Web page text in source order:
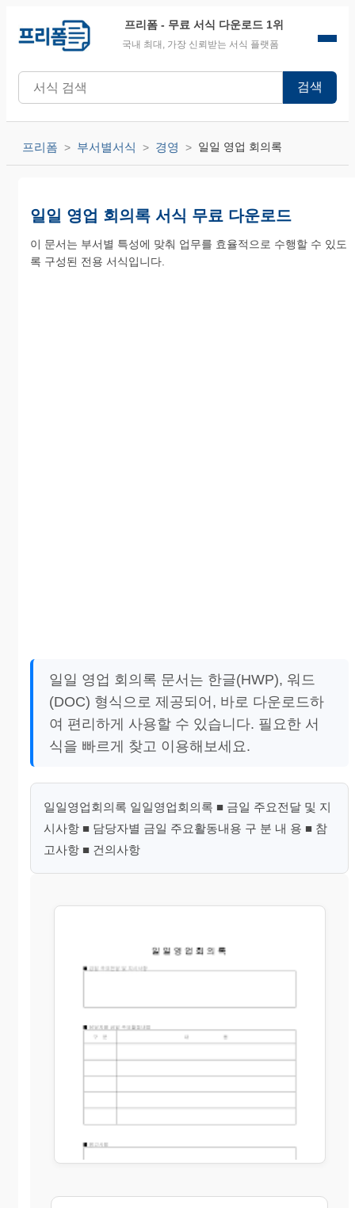
프리폼 - 무료 서식 다운로드 1위
국내 최대, 가장 신뢰받는 서식 플랫폼
검색
프리폼 부서별서식 경영 일일 영업 회의록
일일 영업 회의록 서식 무료 다운로드
이 문서는 부서별 특성에 맞춰 업무를 효율적으로 수행할 수 있도
록 구성된 전용 서식입니다.
일일 영업 회의록 문서는 한글(HWP), 워드
(DOC) 형식으로 제공되어, 바로 다운로드하
여 편리하게 사용할 수 있습니다. 필요한 서
식을 빠르게 찾고 이용해보세요.
일일영업회의록 일일영업회의록 ■ 금일 주요전달 및 지
시사항 ■ 담당자별 금일 주요활동내용 구 분 내 용 ■ 참
고사항 ■ 건의사항